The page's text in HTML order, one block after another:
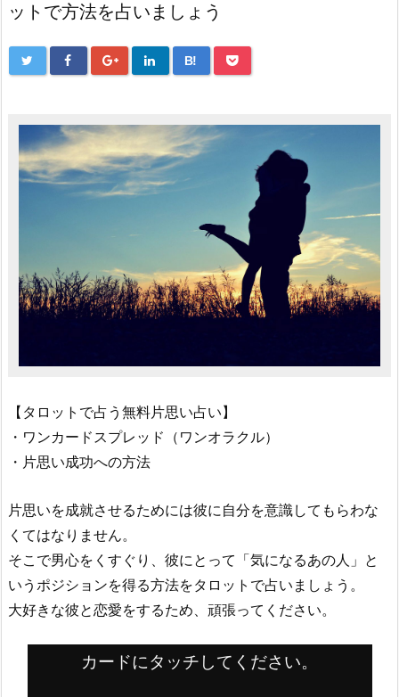
ットで方法を占いましょう
B!
【タロットで占う無料片思い占い】
・ワンカードスプレッド（ワンオラクル）
・片思い成功への方法
片思いを成就させるためには彼に自分を意識してもらわな
くてはなりません。
そこで男心をくすぐり、彼にとって「気になるあの人」と
いうポジションを得る方法をタロットで占いましょう。
大好きな彼と恋愛をするため、頑張ってください。
カードにタッチしてください。